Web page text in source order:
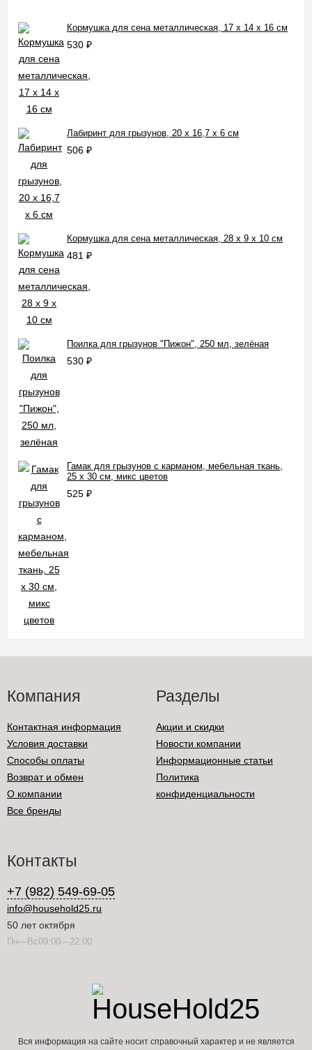
Кормушка для сена металлическая, 17 х 14 х 16 см
530 ₽
Лабиринт для грызунов, 20 х 16,7 х 6 см
506 ₽
Кормушка для сена металлическая, 28 х 9 х 10 см
481 ₽
Поилка для грызунов "Пижон", 250 мл, зелёная
530 ₽
Гамак для грызунов с карманом, мебельная ткань,
25 х 30 см, микс цветов
525 ₽
Компания
Контактная информация
Условия доставки
Способы оплаты
Возврат и обмен
О компании
Все бренды
Разделы
Акции и скидки
Новости компании
Информационные статьи
Политика
конфиденциальности
Контакты
+7 (982) 549-69-05
info@household25.ru
50 лет октября
Пн—Вс09:00—22:00
Вся информация на сайте носит справочный характер и не является